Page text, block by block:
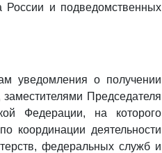
и подведомственных
уведомления о получении
Председателя
Федерации, на которого
координации деятельности
федеральных служб и